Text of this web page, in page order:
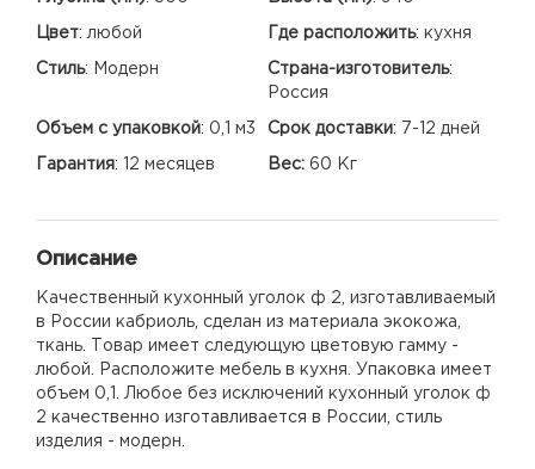
Цвет: любой Где расположить: кухня
Стиль: Модерн Страна-изготовитель:
Россия
Объем с упаковкой: 0,1 м3 Срок доставки: 7-12 дней
Гарантия: 12 месяцев Вес: 60 Кг
Описание
Качественный кухонный уголок ф 2, изготавливаемый
в России кабриоль, сделан из материала экокожа,
ткань. Товар имеет следующую цветовую гамму -
любой. Расположите мебель в кухня. Упаковка имеет
объем 0,1. Любое без исключений кухонный уголок ф
2 качественно изготавливается в России, стиль
изделия - модерн.